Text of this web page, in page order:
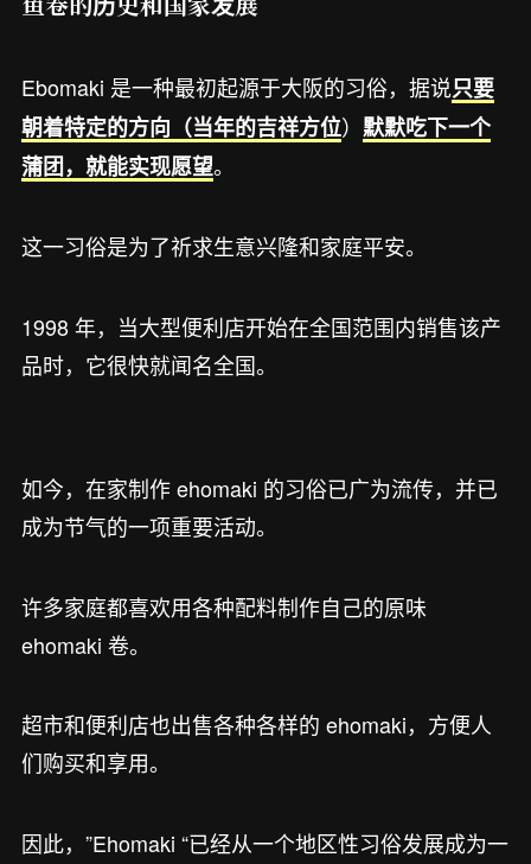
Ebomaki 是一种最初起源于大阪的习俗，据说只要
朝着特定的方向（当年的吉祥方位） 默默吃下一个
蒲团，就能实现愿望。
这一习俗是为了祈求生意兴隆和家庭平安。
1998 年，当大型便利店开始在全国范围内销售该产
品时，它很快就闻名全国。
如今，在家制作 ehomaki 的习俗已广为流传，并已
成为节气的一项重要活动。
许多家庭都喜欢用各种配料制作自己的原味
ehomaki 卷。
超市和便利店也出售各种各样的 ehomaki，方便人
们购买和享用。
因此，”Ehomaki “已经从一个地区性习俗发展成为一